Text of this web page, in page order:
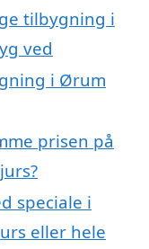
tilbygning i
ved
i Ørum
prisen på
speciale i
eller hele